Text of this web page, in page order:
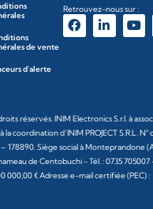
de vente
d'alerte
Retrouvez-nous sur :
réservés. INIM Electronics S.r.l. à
coordination d’INIM PROJECT S.R.L. N°
– 178890. Siège social à Monteprandone
de Centobuchi - Tél. : 0735 705007
000,00 € Adresse e-mail certifiée (PEC) :